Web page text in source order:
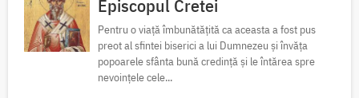
Episcopul Cretei
Pentru o viață îmbunătățită ca aceasta a fost pus
preot al sfintei biserici a lui Dumnezeu și învăța
popoarele sfânta bună credință și le întărea spre
nevoințele cele...